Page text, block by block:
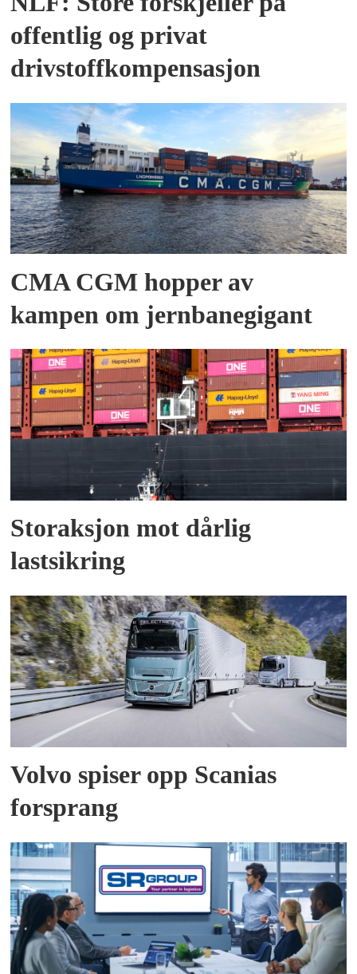
offentlig og privat
drivstoffkompensasjon
CMA CGM hopper av
kampen om jernbanegigant
Storaksjon mot dårlig
lastsikring
Volvo spiser opp Scanias
forsprang